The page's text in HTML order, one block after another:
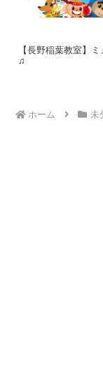
【長野稲葉教室】
♫
ホーム 未